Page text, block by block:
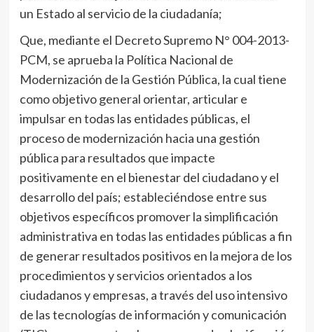
un Estado al servicio de la ciudadanía;
Que, mediante el Decreto Supremo N° 004-2013-
PCM, se aprueba la Política Nacional de
Modernización de la Gestión Pública, la cual tiene
como objetivo general orientar, articular e
impulsar en todas las entidades públicas, el
proceso de modernización hacia una gestión
pública para resultados que impacte
positivamente en el bienestar del ciudadano y el
desarrollo del país; estableciéndose entre sus
objetivos específicos promover la simplificación
administrativa en todas las entidades públicas a fin
de generar resultados positivos en la mejora de los
procedimientos y servicios orientados a los
ciudadanos y empresas, a través del uso intensivo
de las tecnologías de información y comunicación